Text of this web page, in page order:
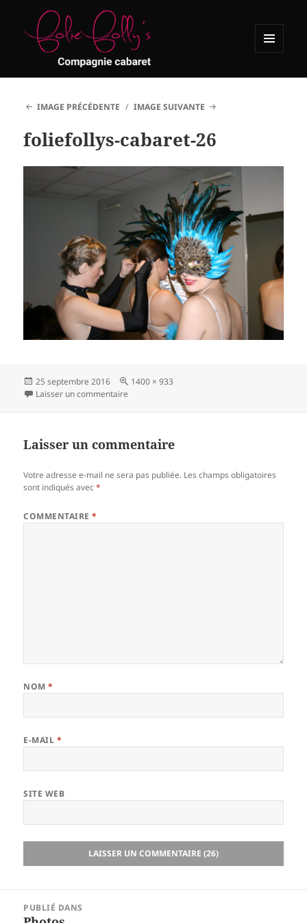
WIDGETS
IMAGE PRÉCÉDENTE IMAGE SUIVANTE
foliefollys-cabaret-26
Publié
le
25 septembre 2016
Taille
1400 × 933
Laisser un commentaire
Laisser un commentaire
Votre adresse e-mail ne sera pas publiée. Les champs obligatoires
sont indiqués avec*
COMMENTAIRE*
NOM*
E-MAIL *
SITE WEB
PUBLIÉ DANS